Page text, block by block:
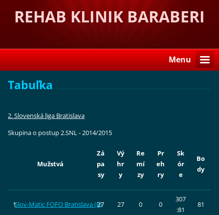
REHAB KLINIK BARABERI
Menu
Tabuľka
2. Slovenská liga Bratislava
Skupina o postup 2.SNL - 2014/2015
Mužstvá
Zá
pa
sy
Vý
hr
y
Re
mí
zy
Pr
eh
ry
Sk
ór
e
Bo
dy
1Slov-Matic FOFO Bratislava (B)
27 27 0 0
307
:81
81